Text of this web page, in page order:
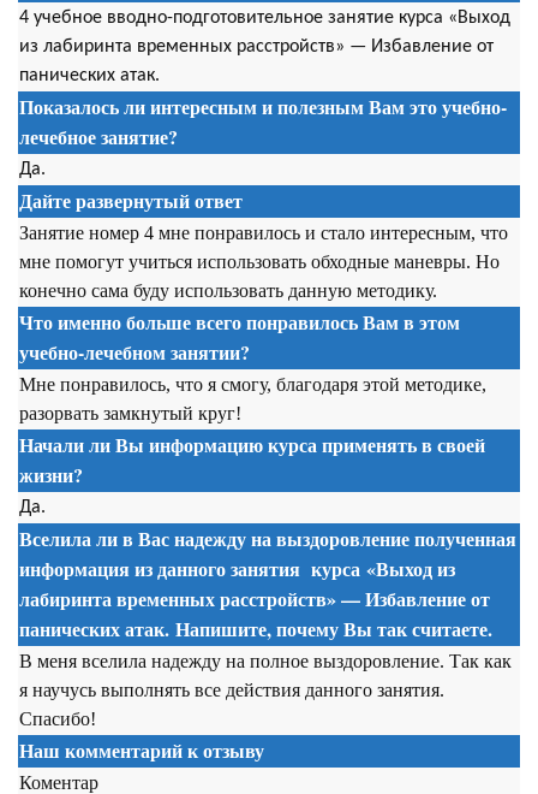
4 учебное вводно-подготовительное занятие курса «Выход
из лабиринта временных расстройств» — Избавление от
панических атак.
Показалось ли интересным и полезным Вам это учебно-
лечебное занятие?
Да.
Дайте развернутый ответ
Занятие номер 4 мне понравилось и стало интересным, что
мне помогут учиться использовать обходные маневры. Но
конечно сама буду использовать данную методику.
Что именно больше всего понравилось Вам в этом
учебно-лечебном занятии?
Мне понравилось, что я смогу, благодаря этой методике,
разорвать замкнутый круг!
Начали ли Вы информацию курса применять в своей
жизни?
Да.
Вселила ли в Вас надежду на выздоровление полученная
информация из данного занятия курса «Выход из
лабиринта временных расстройств» — Избавление от
панических атак. Напишите, почему Вы так считаете.
В меня вселила надежду на полное выздоровление. Так как
я научусь выполнять все действия данного занятия.
Спасибо!
Наш комментарий к отзыву
Коментар